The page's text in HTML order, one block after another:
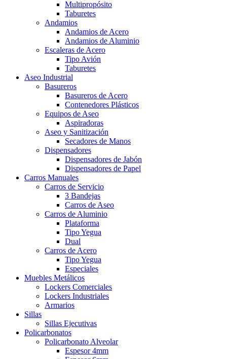
Multipropósito
Taburetes
Andamios
Andamios de Acero
Andamios de Aluminio
Escaleras de Acero
Tipo Avión
Taburetes
Aseo Industrial
Basureros
Basureros de Acero
Contenedores Plásticos
Equipos de Aseo
Aspiradoras
Aseo y Sanitización
Secadores de Manos
Dispensadores
Dispensadores de Jabón
Dispensadores de Papel
Carros Manuales
Carros de Servicio
3 Bandejas
Carros de Aseo
Carros de Aluminio
Plataforma
Tipo Yegua
Dual
Carros de Acero
Tipo Yegua
Especiales
Muebles Metálicos
Lockers Comerciales
Lockers Industriales
Armarios
Sillas
Sillas Ejecutivas
Policarbonatos
Policarbonato Alveolar
Espesor 4mm